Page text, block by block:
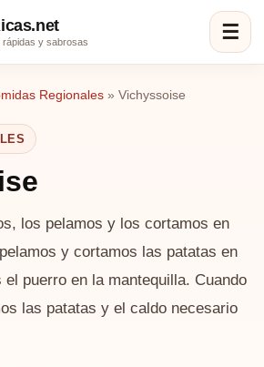
rápidas y sabrosas ☰
Regionales » Vichyssoise
los pelamos y los cortamos en
y cortamos las patatas en
puerro en la mantequilla. Cuando
las patatas y el caldo necesario